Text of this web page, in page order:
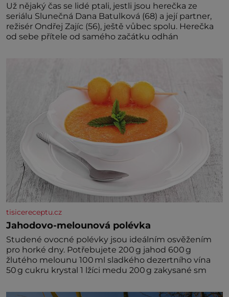
Už nějaký čas se lidé ptali, jestli jsou herečka ze
seriálu Slunečná Dana Batulková (68) a její partner,
režisér Ondřej Zajíc (56), ještě vůbec spolu. Herečka
od sebe přítele od samého začátku odhán
tisicereceptu.cz
Jahodovo-melounová polévka
Studené ovocné polévky jsou ideálním osvěžením
pro horké dny. Potřebujete 200 g jahod 600 g
žlutého melounu 100 ml sladkého dezertního vína
50 g cukru krystal 1 lžíci medu 200 g zakysané sm